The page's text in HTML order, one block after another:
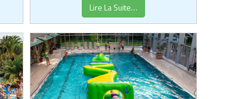
Lire La Suite…